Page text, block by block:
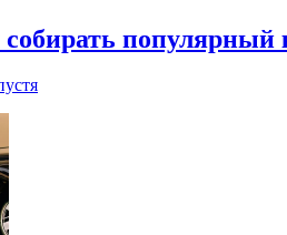
популярный